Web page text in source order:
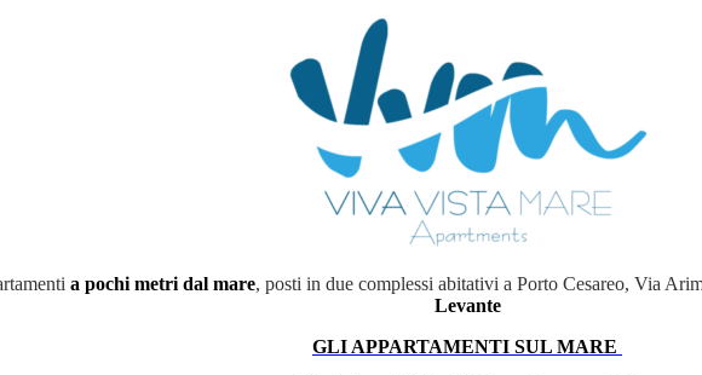
a pochi metri dal mare, posti in due complessi abitativi a Porto Cesareo, Via
Levante
GLI APPARTAMENTI SUL MARE